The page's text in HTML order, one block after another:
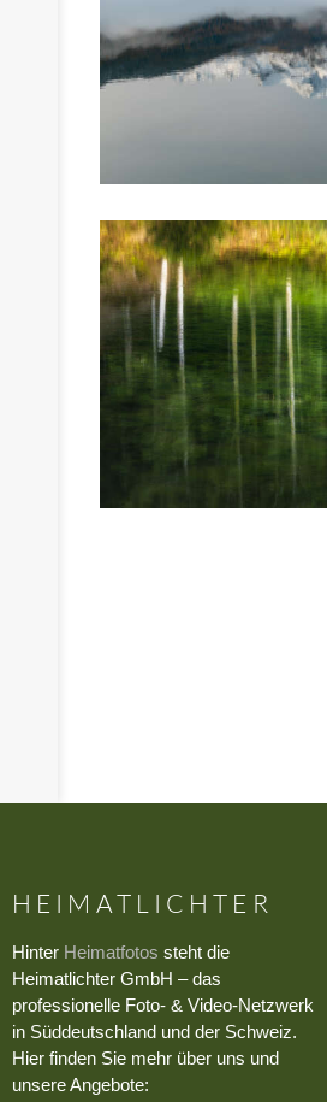
HEIMATLICHTER
Hinter Heimatfotos steht die
Heimatlichter GmbH – das
professionelle Foto- & Video-Netzwerk
in Süddeutschland und der Schweiz.
Hier finden Sie mehr über uns und
unsere Angebote: